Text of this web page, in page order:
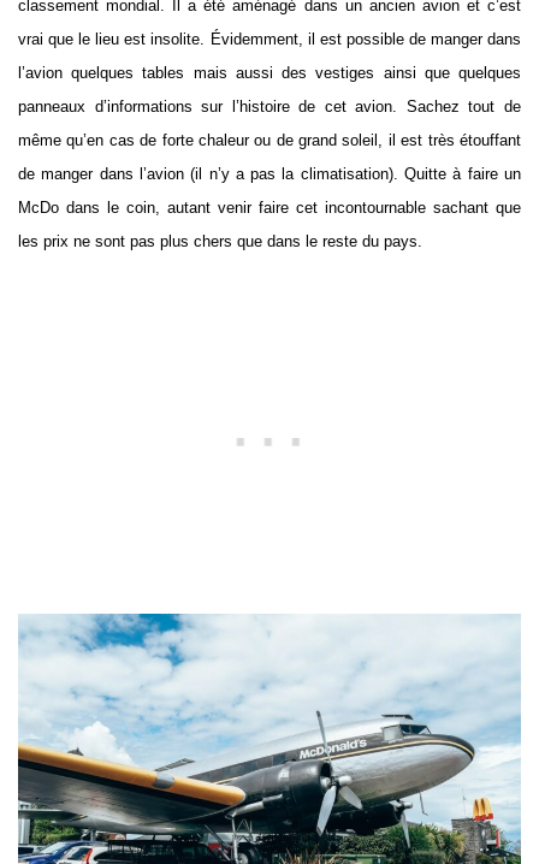
classement mondial. Il a été aménagé dans un ancien avion et c’est
vrai que le lieu est insolite. Évidemment, il est possible de manger dans
l’avion quelques tables mais aussi des vestiges ainsi que quelques
panneaux d’informations sur l’histoire de cet avion. Sachez tout de
même qu’en cas de forte chaleur ou de grand soleil, il est très étouffant
de manger dans l’avion (il n’y a pas la climatisation). Quitte à faire un
McDo dans le coin, autant venir faire cet incontournable sachant que
les prix ne sont pas plus chers que dans le reste du pays.